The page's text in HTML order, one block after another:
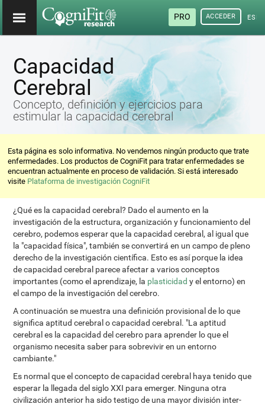
PRO ACCEDER
Capacidad
Cerebral
Concepto, definición y ejercicios para
estimular la capacidad cerebral
Esta página es solo informativa. No vendemos ningún producto que trate
enfermedades. Los productos de CogniFit para tratar enfermedades se
encuentran actualmente en proceso de validación. Si está interesado
visite Plataforma de investigación CogniFit
¿Qué es la capacidad cerebral? Dado el aumento en la
investigación de la estructura, organización y funcionamiento del
cerebro, podemos esperar que la capacidad cerebral, al igual que
la "capacidad física", también se convertirá en un campo de pleno
derecho de la investigación científica. Esto es así porque la idea
de capacidad cerebral parece afectar a varios conceptos
importantes (como el aprendizaje, la plasticidady el entorno) en
el campo de la investigación del cerebro.
A continuación se muestra una definición provisional de lo que
significa aptitud cerebral o capacidad cerebral. "La aptitud
cerebral es la capacidad del cerebro para aprender lo que el
organismo necesita saber para sobrevivir en un entorno
cambiante."
Es normal que el concepto de capacidad cerebral haya tenido que
esperar la llegada del siglo XXI para emerger. Ninguna otra
civilización anterior ha sido testigo de una mayor división inter-